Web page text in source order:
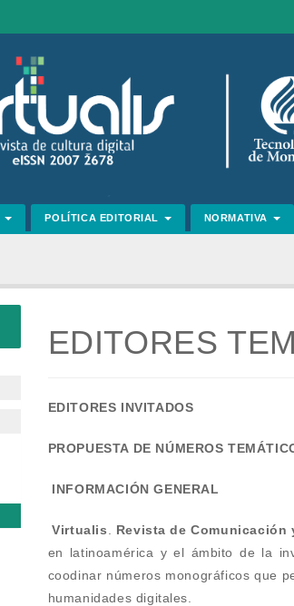
POLÍTICA EDITORIAL NORMATIVA
EDITORES
EDITORES INVITADOS
PROPUESTA DE NÚMEROS
INFORMACIÓN GENERAL
Virtualis Revista de Comunicación
en latinoamérica y el ámbito de la
coodinar números monográficos que
humanidades digitales.